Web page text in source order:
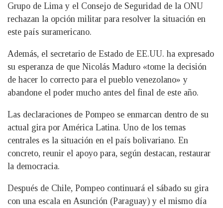
Grupo de Lima y el Consejo de Seguridad de la ONU
rechazan la opción militar para resolver la situación en
este país suramericano.
Además, el secretario de Estado de EE.UU. ha expresado
su esperanza de que Nicolás Maduro «tome la decisión
de hacer lo correcto para el pueblo venezolano» y
abandone el poder mucho antes del final de este año.
Las declaraciones de Pompeo se enmarcan dentro de su
actual gira por América Latina. Uno de los temas
centrales es la situación en el país bolivariano. En
concreto, reunir el apoyo para, según destacan, restaurar
la democracia.
Después de Chile, Pompeo continuará el sábado su gira
con una escala en Asunción (Paraguay) y el mismo día